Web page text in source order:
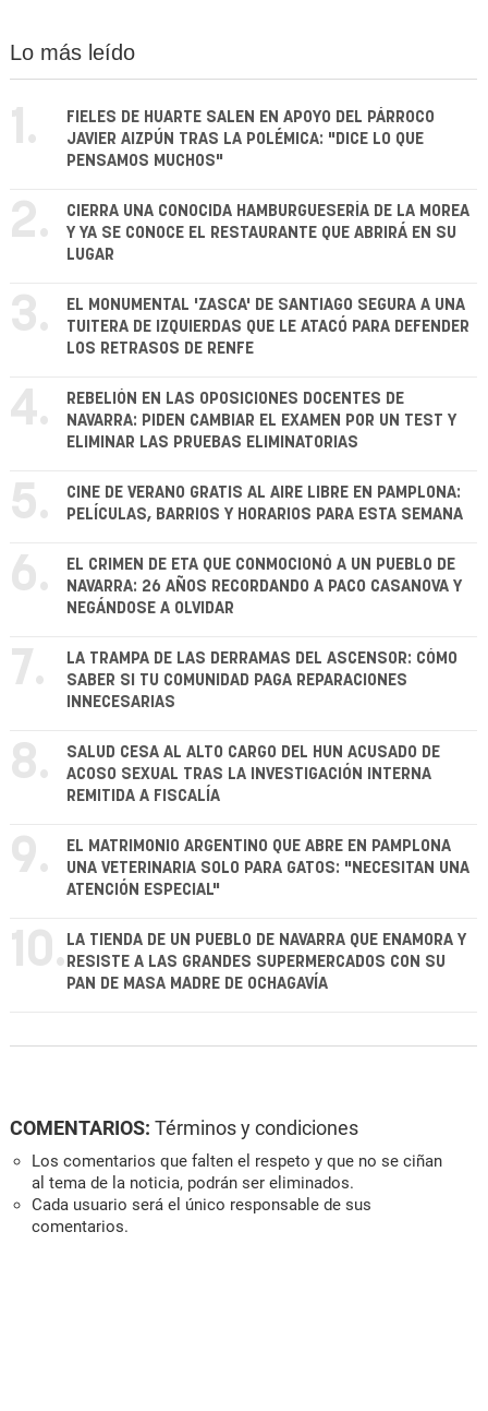
Lo más leído
1.
FIELES DE HUARTE SALEN EN APOYO DEL PÁRROCO
JAVIER AIZPÚN TRAS LA POLÉMICA: "DICE LO QUE
PENSAMOS MUCHOS"
2.
CIERRA UNA CONOCIDA HAMBURGUESERÍA DE LA MOREA
Y YA SE CONOCE EL RESTAURANTE QUE ABRIRÁ EN SU
LUGAR
3.
EL MONUMENTAL 'ZASCA' DE SANTIAGO SEGURA A UNA
TUITERA DE IZQUIERDAS QUE LE ATACÓ PARA DEFENDER
LOS RETRASOS DE RENFE
4.
REBELIÓN EN LAS OPOSICIONES DOCENTES DE
NAVARRA: PIDEN CAMBIAR EL EXAMEN POR UN TEST Y
ELIMINAR LAS PRUEBAS ELIMINATORIAS
5.
CINE DE VERANO GRATIS AL AIRE LIBRE EN PAMPLONA:
PELÍCULAS, BARRIOS Y HORARIOS PARA ESTA SEMANA
6.
EL CRIMEN DE ETA QUE CONMOCIONÓ A UN PUEBLO DE
NAVARRA: 26 AÑOS RECORDANDO A PACO CASANOVA Y
NEGÁNDOSE A OLVIDAR
7.
LA TRAMPA DE LAS DERRAMAS DEL ASCENSOR: CÓMO
SABER SI TU COMUNIDAD PAGA REPARACIONES
INNECESARIAS
8.
SALUD CESA AL ALTO CARGO DEL HUN ACUSADO DE
ACOSO SEXUAL TRAS LA INVESTIGACIÓN INTERNA
REMITIDA A FISCALÍA
9.
EL MATRIMONIO ARGENTINO QUE ABRE EN PAMPLONA
UNA VETERINARIA SOLO PARA GATOS: "NECESITAN UNA
ATENCIÓN ESPECIAL"
10. LA TIENDA DE UN PUEBLO DE NAVARRA QUE ENAMORA Y
RESISTE A LAS GRANDES SUPERMERCADOS CON SU
PAN DE MASA MADRE DE OCHAGAVÍA
COMENTARIOS: Términos y condiciones
Los comentarios que falten el respeto y que no se ciñan
al tema de la noticia, podrán ser eliminados.
Cada usuario será el único responsable de sus
comentarios.